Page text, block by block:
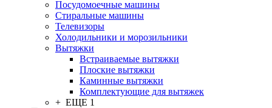
Посудомоечные машины
Стиральные машины
Телевизоры
Холодильники и морозильники
Вытяжки
Встраиваемые вытяжки
Плоские вытяжки
Каминные вытяжки
Комплектующие для вытяжек
+ ЕЩЕ 1